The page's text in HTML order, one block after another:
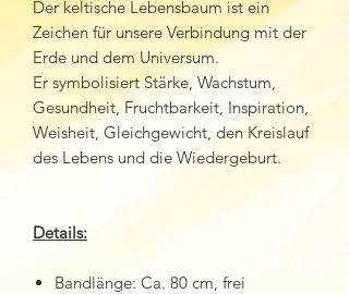
Der keltische Lebensbaum ist ein
Zeichen für unsere Verbindung mit der
Erde und dem Universum.
Er symbolisiert Stärke, Wachstum,
Gesundheit, Fruchtbarkeit, Inspiration,
Weisheit, Gleichgewicht, den Kreislauf
des Lebens und die Wiedergeburt.
Details:
Bandlänge: Ca. 80 cm, frei